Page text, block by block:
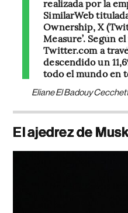
realizada por la
SimilarWeb
Ownership, X
Measure’. Según
Twitter.com a
descendido un
todo el mundo en
Eliane El Badouy
El ajedrez de